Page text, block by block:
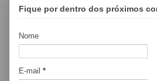
Fique por dentro dos próximos
Nome
E-mail *